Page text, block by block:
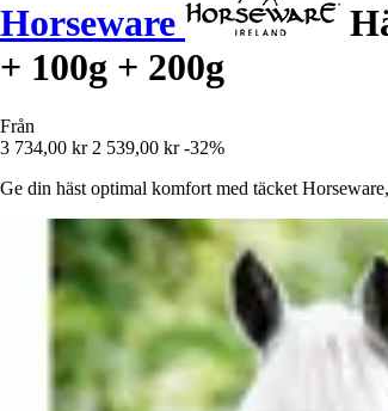
Horseware
+ 100g + 200g
Från
3 734,00 kr 2 539,00 kr -32%
Ge din häst optimal komfort med täcket